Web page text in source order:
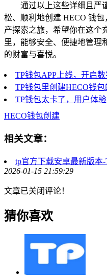
通过以上这些详细且严
松、顺利地创建 HECO 钱
产探索之旅，希望你在这个
里，能够安全、便捷地管理
的财富与喜悦。
TP钱包APP上线，开启
TP钱包里创建HECO钱
TP钱包太卡了，用户体
HECO钱包创建
相关文章：
tp官方下载安卓最新版本
2026-01-15 21:59:29
文章已关闭评论！
猜你喜欢